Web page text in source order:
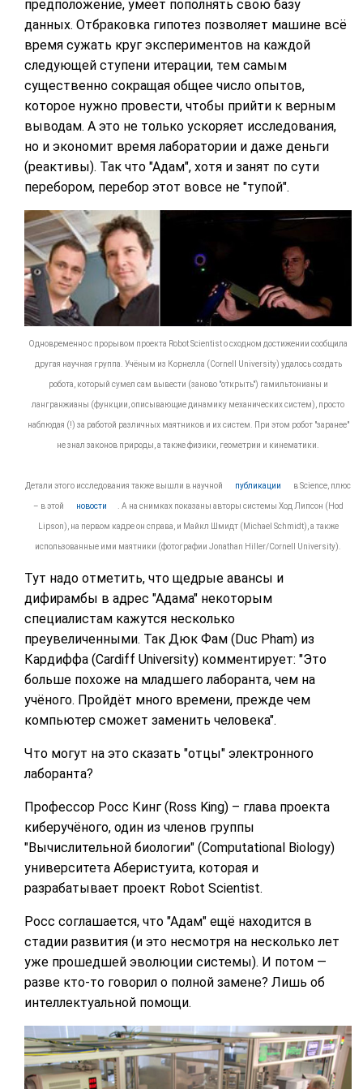
предположение, умеет пополнять свою базу
данных. Отбраковка гипотез позволяет машине всё
время сужать круг экспериментов на каждой
следующей ступени итерации, тем самым
существенно сокращая общее число опытов,
которое нужно провести, чтобы прийти к верным
выводам. А это не только ускоряет исследования,
но и экономит время лаборатории и даже деньги
(реактивы). Так что "Адам", хотя и занят по сути
перебором, перебор этот вовсе не "тупой".
Одновременно с прорывом проекта Robot Scientist о сходном достижении сообщила
другая научная группа. Учёным из Корнелла (Cornell University) удалось создать
робота, который сумел сам вывести (заново "открыть") гамильтонианы и
лангранжианы (функции, описывающие динамику механических систем), просто
наблюдая (!) за работой различных маятников и их систем. При этом робот "заранее"
не знал законов природы, а также физики, геометрии и кинематики.
Детали этого исследования также вышли в научной публикации в Science, плюс
– в этой новости . А на снимках показаны авторы системы Ход Липсон (Hod
Lipson), на первом кадре он справа, и Майкл Шмидт (Michael Schmidt), а также
использованные ими маятники (фотографии Jonathan Hiller/Cornell University).
Тут надо отметить, что щедрые авансы и
дифирамбы в адрес "Адама" некоторым
специалистам кажутся несколько
преувеличенными. Так Дюк Фам (Duc Pham) из
Кардиффа (Cardiff University) комментирует: "Это
больше похоже на младшего лаборанта, чем на
учёного. Пройдёт много времени, прежде чем
компьютер сможет заменить человека".
Что могут на это сказать "отцы" электронного
лаборанта?
Профессор Росс Кинг (Ross King) – глава проекта
киберучёного, один из членов группы
"Вычислительной биологии" (Computational Biology)
университета Аберистуита, которая и
разрабатывает проект Robot Scientist.
Росс соглашается, что "Адам" ещё находится в
стадии развития (и это несмотря на несколько лет
уже прошедшей эволюции системы). И потом —
разве кто-то говорил о полной замене? Лишь об
интеллектуальной помощи.